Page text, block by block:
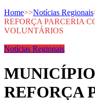
Home>>Notícias Regionais
REFORÇA PARCERIA
VOLUNTÁRIOS
Notícias Regionais
REFORÇA